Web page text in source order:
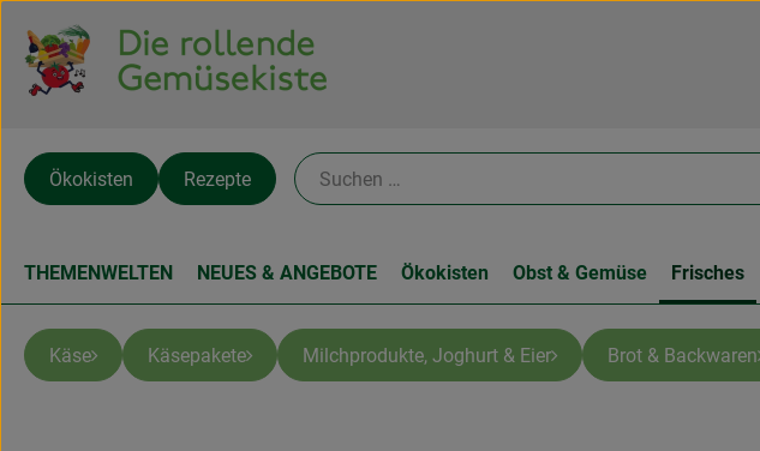
Ökokisten Rezepte
THEMENWELTEN NEUES & ANGEBOTE Ökokisten Obst & Gemüse Frisches
Käse Käsepakete Milchprodukte, Joghurt & Eier Brot & Backwaren